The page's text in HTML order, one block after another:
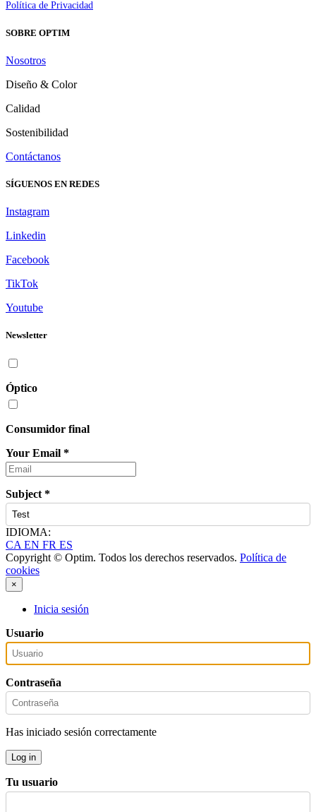
Política de Privacidad
SOBRE OPTIM
Nosotros
Diseño & Color
Calidad
Sostenibilidad
Contáctanos
SÍGUENOS EN REDES
Instagram
Linkedin
Facebook
TikTok
Youtube
Newsletter
Óptico
Consumidor final
Your Email *
Subject *
IDIOMA:
CA EN FR ES
Copyright © Optim. Todos los derechos reservados. Política de
cookies
×
Inicia sesión
Usuario
Contraseña
Has iniciado sesión correctamente
Log in
Tu usuario